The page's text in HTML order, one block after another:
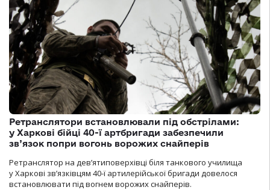
Ретранслятори встановлювали під обстрілами:
у Харкові бійці 40-ї артбригади забезпечили
зв’язок попри вогонь ворожих снайперів
Ретранслятор на дев’ятиповерхівці біля танкового училища
у Харкові зв’язківцям 40-ї артилерійської бригади довелося
встановлювати під вогнем ворожих снайперів.